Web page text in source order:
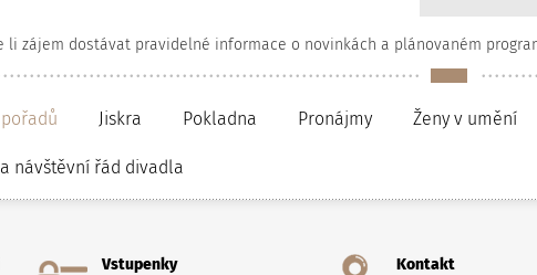
li zájem dostávat pravidelné informace o novinkách a plánovaném
Jiskra Pokladna Pronájmy Ženy v umění
návštěvní řád divadla
Vstupenky
Kontakt